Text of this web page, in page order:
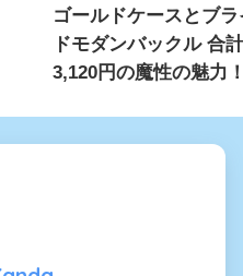
ゴールドケースとブ
ドモダンバックル 合
3,120円の魔性の魅力